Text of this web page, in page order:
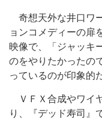
奇想天外な井口ワ
ョンコメディーの扉
映像で、「ジャッキ
のをやりたかったの
っているのが印象的
ＶＦＸ合成やワイ
り、『デッド寿司』